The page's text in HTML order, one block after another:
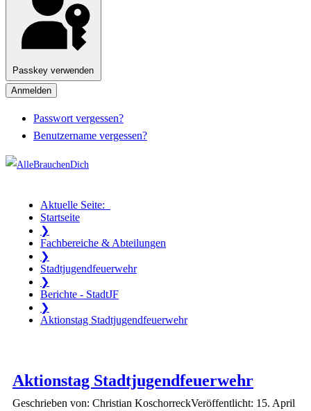
Passkey verwenden
Anmelden
Passwort vergessen?
Benutzername vergessen?
Aktuelle Seite:
Startseite
❯
Fachbereiche & Abteilungen
❯
Stadtjugendfeuerwehr
❯
Berichte - StadtJF
❯
Aktionstag Stadtjugendfeuerwehr
Aktionstag Stadtjugendfeuerwehr
Geschrieben von: Christian KoschorreckVeröffentlicht: 15. April